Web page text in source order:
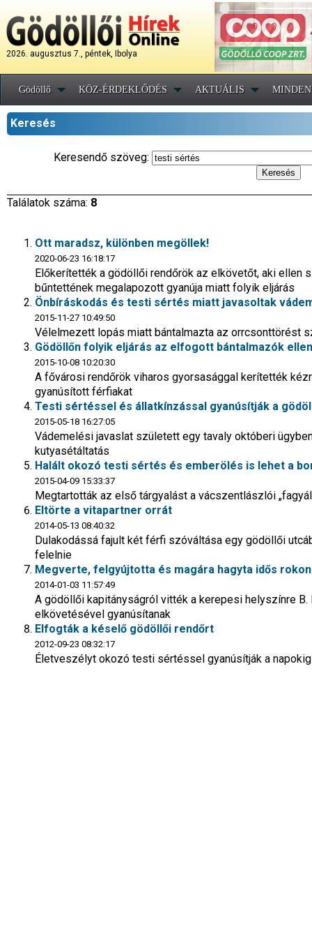
2026. augusztus 7., péntek, Ibolya
Gödöllő KÖZ-ÉRDEKLŐDÉS AKTUÁLIS
Keresés
Keresendő szöveg:
Találatok száma: 8
Ott maradsz, különben megöllek!
2020-06-23 16:18:17
Előkerítették a gödöllői rendőrök az elkövetőt, aki
bűntettének megalapozott gyanúja miatt folyik eljárás
Önbíráskodás és testi sértés miatt javasoltak
2015-11-27 10:49:50
Vélelmezett lopás miatt bántalmazta az orrcsonttörést
Gödöllőn folyik eljárás az elfogott bántalmazók ellen
2015-10-08 10:20:30
A fővárosi rendőrök viharos gyorsasággal kerítették
gyanúsított férfiakat
Testi sértéssel és állatkínzással gyanúsítják a
2015-05-18 16:27:05
Vádemelési javaslat született egy tavaly októberi
kutyasétáltatás
Halált okozó testi sértés és emberölés is lehet a
2015-04-09 15:33:37
Megtartották az első tárgyalást a vácszentlászlói
Eltörte a vitapartner orrát
2014-05-13 08:40:32
Dulakodássá fajult két férfi szóváltása egy gödöllői
felelnie
Megverte, felgyújtotta és magára hagyta idős
2014-01-03 11:57:49
A gödöllői kapitányságról vitték a kerepesi helyszínre
elkövetésével gyanúsítanak
Elfogták a késelő gödöllői rendőrt
2012-09-23 08:32:17
Életveszélyt okozó testi sértéssel gyanúsítják a